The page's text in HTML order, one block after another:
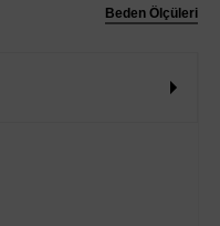
Beden Ölçüleri